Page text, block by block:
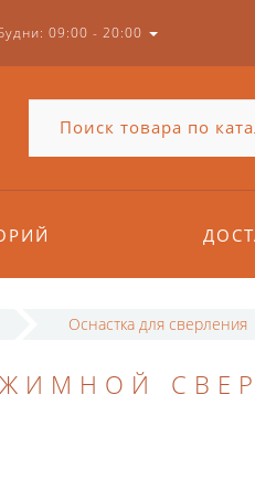
09:00 - 20:00
Оснастка для сверления